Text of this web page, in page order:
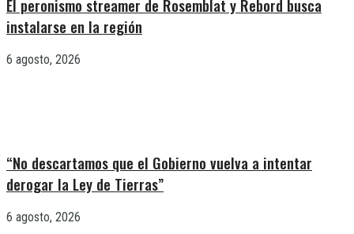
El peronismo streamer de Rosemblat y Rebord busca
instalarse en la región
6 agosto, 2026
“No descartamos que el Gobierno vuelva a intentar
derogar la Ley de Tierras”
6 agosto, 2026